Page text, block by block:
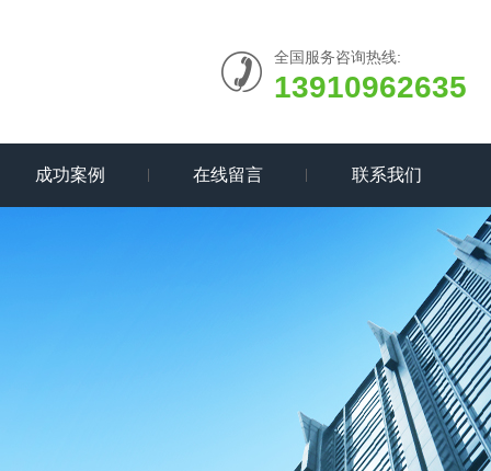
全国服务咨询热线:
13910962635
成功案例 在线留言 联系我们